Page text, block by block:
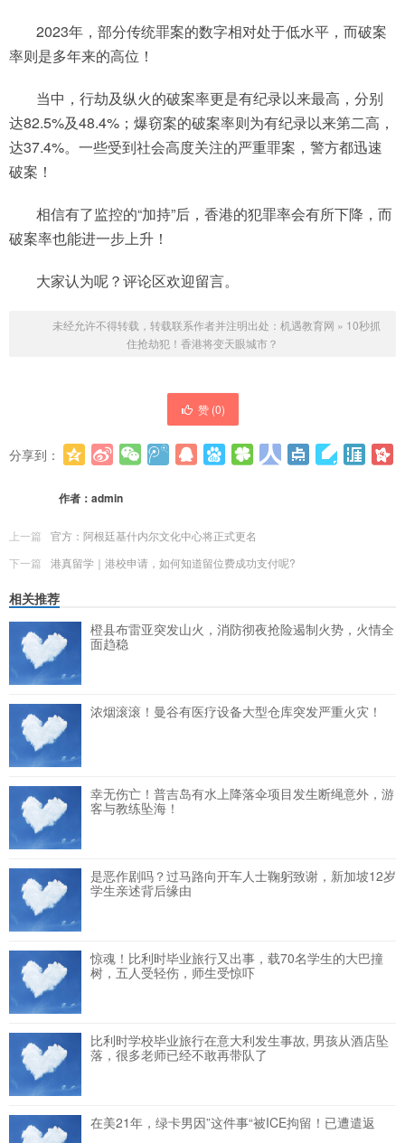
2023年，部分传统罪案的数字相对处于低水平，而破案
率则是多年来的高位！
当中，行劫及纵火的破案率更是有纪录以来最高，分别
达82.5%及48.4%；爆窃案的破案率则为有纪录以来第二高，
达37.4%。一些受到社会高度关注的严重罪案，警方都迅速
破案！
相信有了监控的“加持”后，香港的犯罪率会有所下降，而
破案率也能进一步上升！
大家认为呢？评论区欢迎留言。
未经允许不得转载，转载联系作者并注明出处： 机遇教育网 » 10秒抓
住抢劫犯！香港将变天眼城市？
赞 (0)
分享到：
作者： admin
上一篇
官方：阿根廷基什内尔文化中心将正式更名
下一篇
港真留学｜港校申请，如何知道留位费成功支付呢?
相关推荐
橙县布雷亚突发山火，消防彻夜抢险遏制火势，火情全
面趋稳
浓烟滚滚！曼谷有医疗设备大型仓库突发严重火灾！
幸无伤亡！普吉岛有水上降落伞项目发生断绳意外，游
客与教练坠海！
是恶作剧吗？过马路向开车人士鞠躬致谢，新加坡12岁
学生亲述背后缘由
惊魂！比利时毕业旅行又出事，载70名学生的大巴撞
树，五人受轻伤，师生受惊吓
比利时学校毕业旅行在意大利发生事故, 男孩从酒店坠
落，很多老师已经不敢再带队了
在美21年，绿卡男因”这件事“被ICE拘留！已遭遣返